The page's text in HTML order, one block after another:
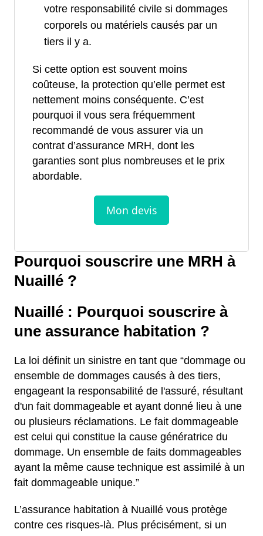
votre responsabilité civile si dommages
corporels ou matériels causés par un
tiers il y a.
Si cette option est souvent moins
coûteuse, la protection qu’elle permet est
nettement moins conséquente. C’est
pourquoi il vous sera fréquemment
recommandé de vous assurer via un
contrat d’assurance MRH, dont les
garanties sont plus nombreuses et le prix
abordable.
Pourquoi souscrire une MRH à
Nuaillé ?
Nuaillé : Pourquoi souscrire à
une assurance habitation ?
La loi définit un sinistre en tant que “dommage ou
ensemble de dommages causés à des tiers,
engageant la responsabilité de l'assuré, résultant
d'un fait dommageable et ayant donné lieu à une
ou plusieurs réclamations. Le fait dommageable
est celui qui constitue la cause génératrice du
dommage. Un ensemble de faits dommageables
ayant la même cause technique est assimilé à un
fait dommageable unique.”
L’assurance habitation à Nuaillé vous protège
contre ces risques-là. Plus précisément, si un